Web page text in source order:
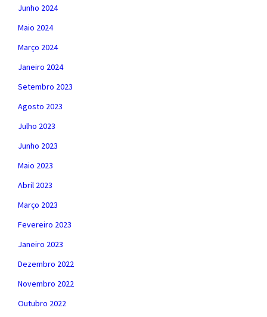
Junho 2024
Maio 2024
Março 2024
Janeiro 2024
Setembro 2023
Agosto 2023
Julho 2023
Junho 2023
Maio 2023
Abril 2023
Março 2023
Fevereiro 2023
Janeiro 2023
Dezembro 2022
Novembro 2022
Outubro 2022